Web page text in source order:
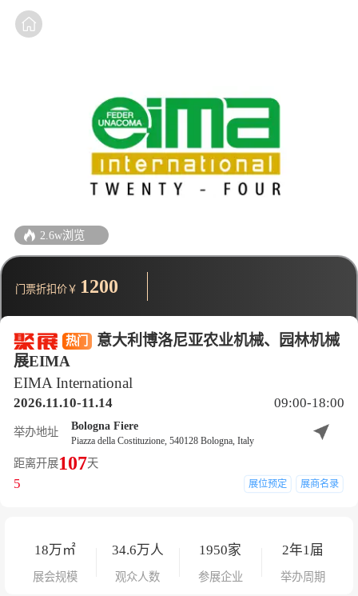
热门
意大利博洛尼亚农业机械、园林机械
展EIMA
EIMA International
2026.11.10-11.14 09:00-18:00
举办地址
Bologna Fiere
Piazza della Costituzione, 540128 Bologna, Italy
距离开展107天
5 展位预定 展商名录
18万㎡
展会规模
34.6万人
观众人数
1950家
参展企业
2年1届
举办周期
2.6w浏览
门票折扣价￥ 1200